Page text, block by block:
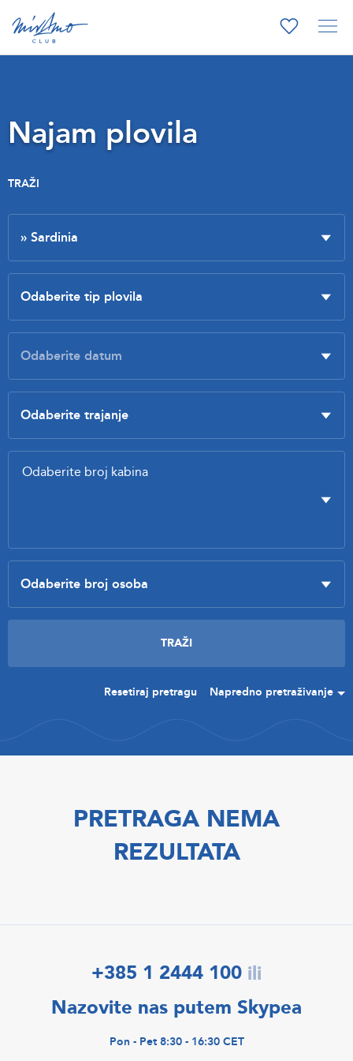
Najam plovila
TRAŽI
Resetiraj pretragu Napredno pretraživanje
PRETRAGA NEMA
REZULTATA
+385 1 2444 100 ili
Nazovite nas putem Skypea
Pon - Pet 8:30 - 16:30 CET